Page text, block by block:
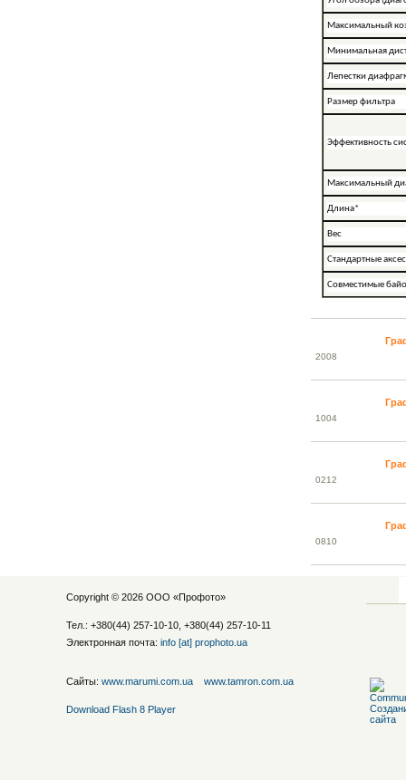
Максимальный
Минимальная
Лепестки
Размер фильтра
Эффективность
Максимальный
Длина*
Вес
Стандартные
Совместимые
2008
1004
0212
0810
Copyright © 2026 ООО «Профото»
Тел.: +380(44) 257-10-10, +380(44) 257-10-11
Электронная почта: info [at] prophoto.ua
Сайты: www.marumi.com.ua www.tamron.com.ua
Download Flash 8 Player